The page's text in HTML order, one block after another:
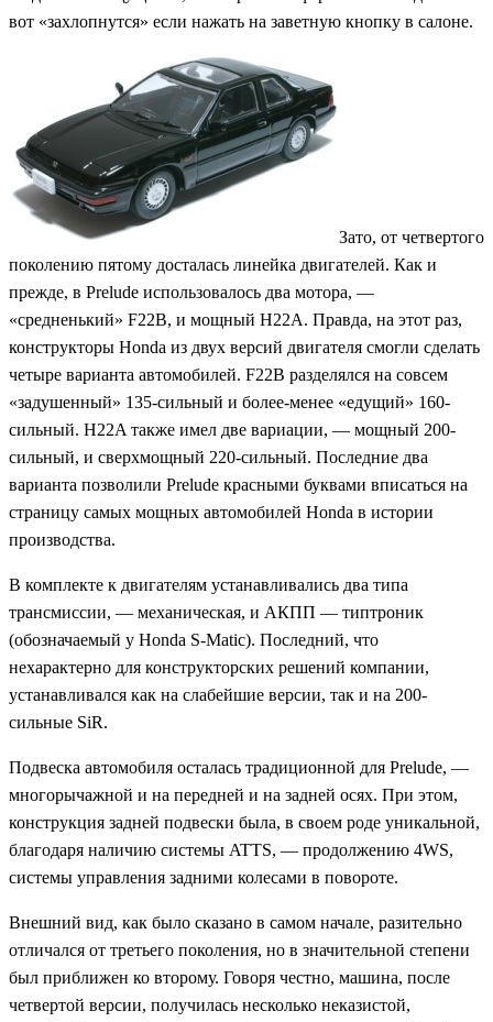
вот «захлопнутся» если нажать на заветную кнопку в салоне.
Зато, от четвертого
поколению пятому досталась линейка двигателей. Как и
прежде, в Prelude использовалось два мотора, —
«средненький» F22B, и мощный H22A. Правда, на этот раз,
конструкторы Honda из двух версий двигателя смогли сделать
четыре варианта автомобилей. F22B разделялся на совсем
«задушенный» 135-сильный и более-менее «едущий» 160-
сильный. H22A также имел две вариации, — мощный 200-
сильный, и сверхмощный 220-сильный. Последние два
варианта позволили Prelude красными буквами вписаться на
страницу самых мощных автомобилей Honda в истории
производства.
В комплекте к двигателям устанавливались два типа
трансмиссии, — механическая, и АКПП — типтроник
(обозначаемый у Honda S-Matic). Последний, что
нехарактерно для конструкторских решений компании,
устанавливался как на слабейшие версии, так и на 200-
сильные SiR.
Подвеска автомобиля осталась традиционной для Prelude, —
многорычажной и на передней и на задней осях. При этом,
конструкция задней подвески была, в своем роде уникальной,
благодаря наличию системы ATTS, — продолжению 4WS,
системы управления задними колесами в повороте.
Внешний вид, как было сказано в самом начале, разительно
отличался от третьего поколения, но в значительной степени
был приближен ко второму. Говоря честно, машина, после
четвертой версии, получилась несколько неказистой,